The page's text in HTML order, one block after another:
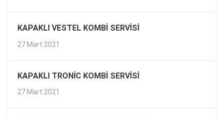
KAPAKLI VESTEL KOMBI SERVISI
27 Mart 2021
KAPAKLI TRONIC KOMBI SERVISI
27 Mart 2021